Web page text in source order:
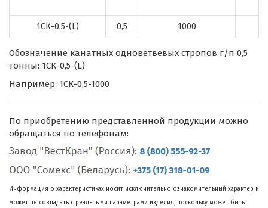
1СК-0,5-(L) 0,5 1000
Обозначение канатных одноветвевых стропов г/п 0,5
тонны: 1СК-0,5-(L)
Например: 1СК-0,5-1000
По приобретению представленной продукции можно
обращаться по телефонам:
Информация о характеристиках носит исключительно ознакомительный характер и
может не совпадать с реальными параметрами изделия, поскольку может быть